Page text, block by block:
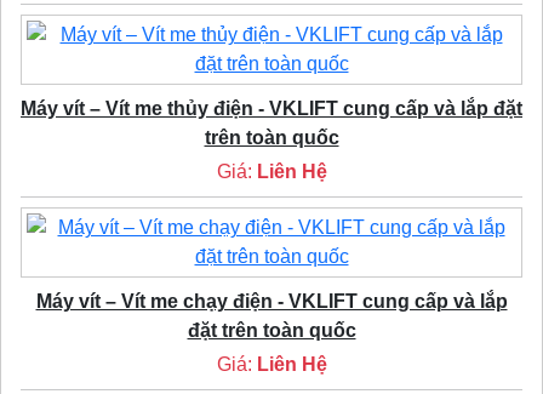
Máy vít – Vít me thủy điện - VKLIFT cung cấp và lắp đặt
trên toàn quốc
Giá: Liên Hệ
Máy vít – Vít me chạy điện - VKLIFT cung cấp và lắp
đặt trên toàn quốc
Giá: Liên Hệ